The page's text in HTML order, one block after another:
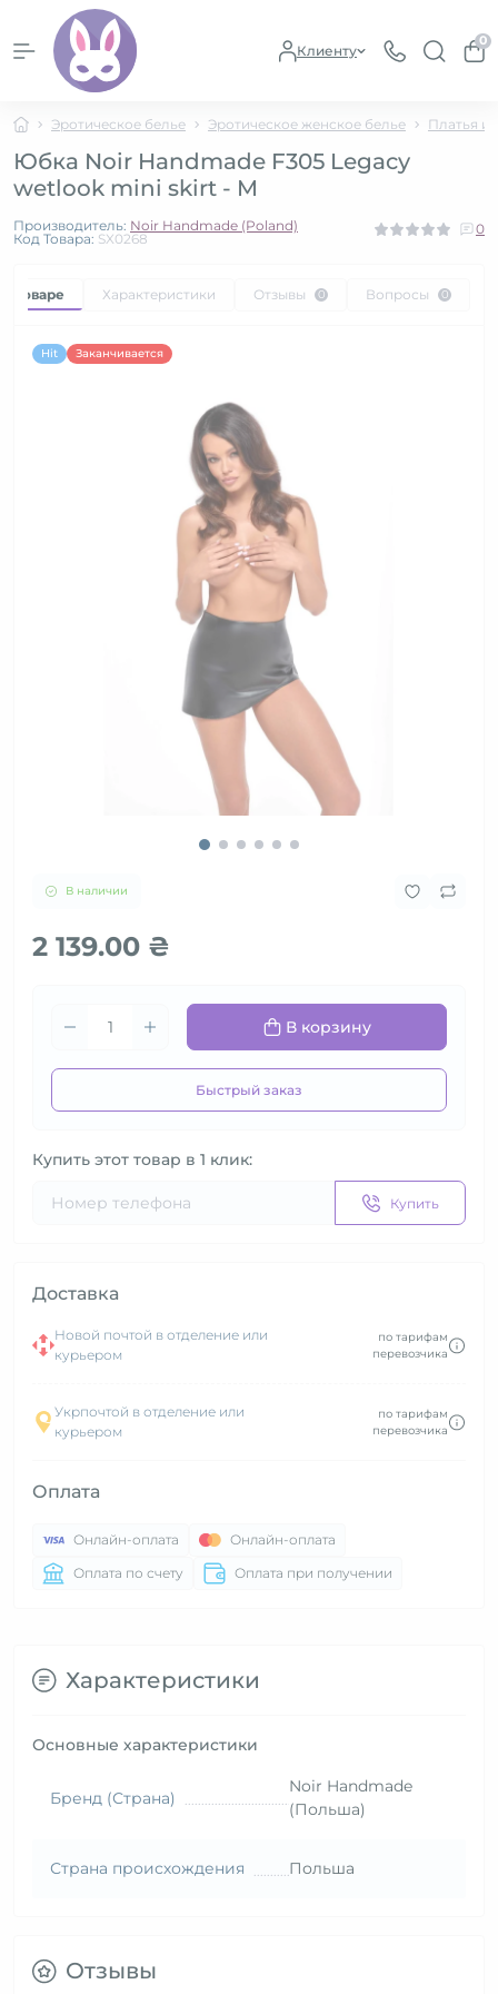
Клиенту
0
Эротическое белье Эротическое женское белье Платья и
Юбка Noir Handmade F305 Legacy
wetlook mini skirt - M
Производитель: Noir Handmade (Poland)
Код Товара: SX0268
0
товаре Характеристики Отзывы 0 Вопросы 0
Hit Заканчивается
В наличии
2 139.00 ₴
В корзину
Быстрый заказ
Купить этот товар в 1 клик:
Купить
Доставка
Новой почтой в отделение или
курьером
по тарифам
перевозчика
Укрпочтой в отделение или
курьером
по тарифам
перевозчика
Оплата
Онлайн-оплата
Онлайн-оплата
Оплата по счету
Оплата при получении
Характеристики
Основные характеристики
Бренд (Страна)
Noir Handmade
(Польша)
Страна происхождения Польша
Отзывы